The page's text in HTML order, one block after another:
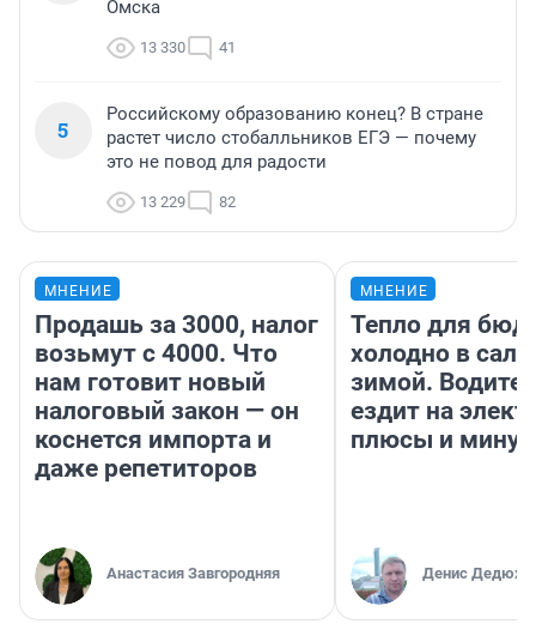
Омска
13 330 41
5
Российскому образованию конец? В стране
растет число стобалльников ЕГЭ — почему
это не повод для радости
13 229 82
МНЕНИЕ
Продашь за 3000, налог
возьмут с 4000. Что
нам готовит новый
налоговый закон — он
коснется импорта и
даже репетиторов
Анастасия Завгородняя
МНЕНИЕ
Тепло для
холодно в
зимой.
ездит на
плюсы и
Денис